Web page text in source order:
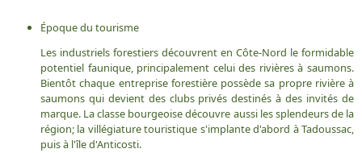
Époque du tourisme
Les industriels forestiers découvrent en Côte-Nord le formidable
potentiel faunique, principalement celui des rivières à saumons.
Bientôt chaque entreprise forestière possède sa propre rivière à
saumons qui devient des clubs privés destinés à des invités de
marque. La classe bourgeoise découvre aussi les splendeurs de la
région; la villégiature touristique s'implante d'abord à Tadoussac,
puis à l'île d'Anticosti.